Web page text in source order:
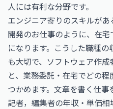
人には有利な分野です。
エンジニア寄りのスキルがあ
開発のお仕事のように、在
になります。こうした職種
も大切で、 ソフトウェア作
と、業務委託・在宅でどの
つかめます。文章を書く仕事
記者，編集者の年収・単価相